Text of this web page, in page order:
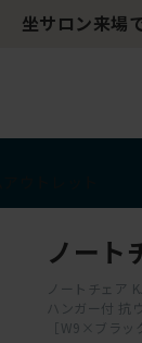
チェア体験
ノート
ノートチェア
ハンガー付 抗
［W9×ブラッ